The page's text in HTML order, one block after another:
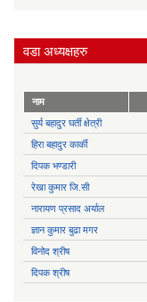
वडा अध्यक्षहरु
नाम
सुर्य बहादुर घर्ती क्षेत्री
हिरा बहादुर कार्की
दिपक भण्डारी
रेखा कुमार जि.सी
नारायण प्रसाद अर्याल
ज्ञान कुमार बुढा मगर
विनोद श्रीष
दिपक श्रीष